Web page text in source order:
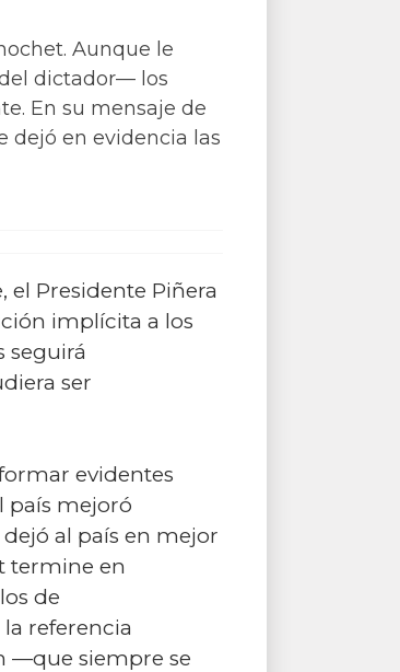
Aunque le
dictador— los
En su mensaje de
dejó en evidencia las
el Presidente Piñera
implícita a los
seguirá
ser
evidentes
país mejoró
al país en mejor
termine en
de
referencia
—que siempre se